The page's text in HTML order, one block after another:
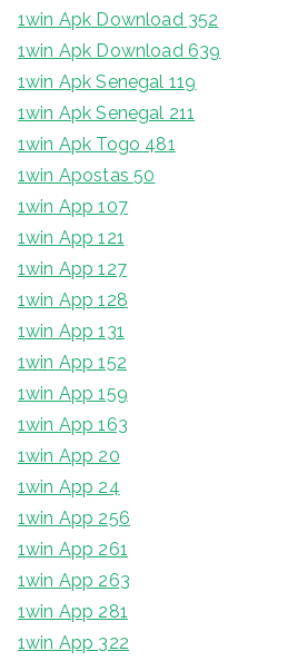
1win Apk Download 352
1win Apk Download 639
1win Apk Senegal 119
1win Apk Senegal 211
1win Apk Togo 481
1win Apostas 50
1win App 107
1win App 121
1win App 127
1win App 128
1win App 131
1win App 152
1win App 159
1win App 163
1win App 20
1win App 24
1win App 256
1win App 261
1win App 263
1win App 281
1win App 322